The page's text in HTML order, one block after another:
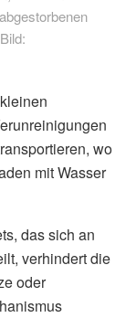
wo
mit Wasser
das sich an
verhindert die
oder